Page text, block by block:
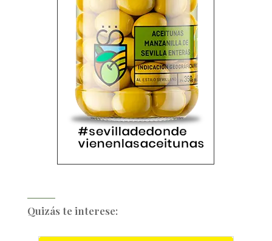
Quizás te interese: